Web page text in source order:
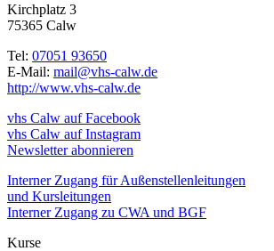
Kirchplatz 3
75365 Calw
Tel: 07051 93650
E-Mail: mail@vhs-calw.de
http://www.vhs-calw.de
vhs Calw auf Facebook
vhs Calw auf Instagram
Newsletter abonnieren
Interner Zugang für Außenstellenleitungen
und Kursleitungen
Interner Zugang zu CWA und BGF
Kurse